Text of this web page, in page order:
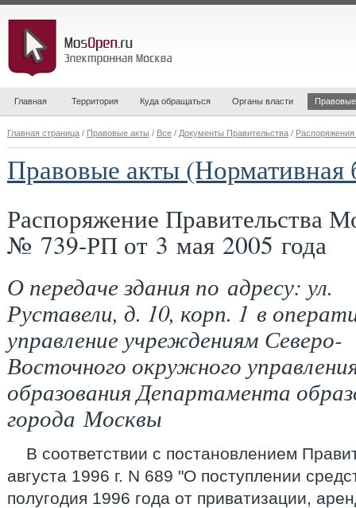
Главная Территория Куда обращаться Органы власти
Главная страница / Правовые акты / Все / Документы Правительства /
Правовые акты (Нормативная
Распоряжение Правительства
№ 739-РП от 3 мая 2005 года
О передаче здания по адресу: ул.
Руставели, д. 10, корп. 1 в
управление учреждениям Северо-
Восточного окружного
образования Департамента
города Москвы
В соответствии с постановлением
августа 1996 г. N 689 "О поступлении
полугодия 1996 года от приватизации,